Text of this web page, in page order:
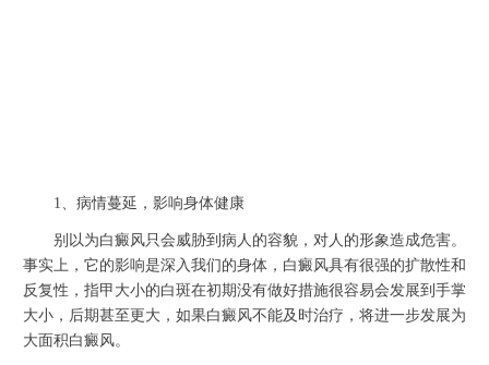
1、病情蔓延，影响身体健康
别以为白癜风只会威胁到病人的容貌，对人的形象造成危害。
事实上，它的影响是深入我们的身体，白癜风具有很强的扩散性和
反复性，指甲大小的白斑在初期没有做好措施很容易会发展到手掌
大小，后期甚至更大，如果白癜风不能及时治疗，将进一步发展为
大面积白癜风。